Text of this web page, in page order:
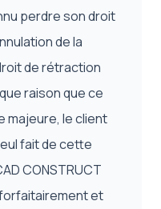
perdre son droit
de la
de rétraction
raison que ce
majeure, le client
fait de cette
CONSTRUCT
forfaitairement et